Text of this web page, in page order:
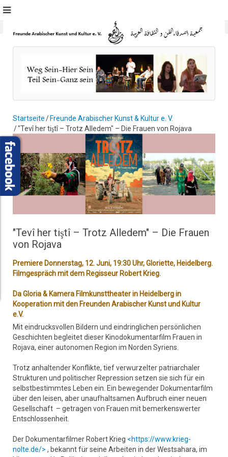
Startseite
Freunde Arabischer Kunst & Kultur e. V.
"Tevî her tiştî – Trotz Alledem" – Die Frauen von Rojava
"Tevî her tiştî – Trotz Alledem" – Die Frauen
von Rojava
Premiere Donnerstag, 12. Juni, 19:30 Uhr, Gloriette, Heidelberg.
Filmgespräch mit dem Regisseur Robert Krieg.
Da Gloria & Kamera Filmkunsttheater in Heidelberg in
Kooperation mit den Freunden Arabischer Kunst und Kultur
e.V.
Mit eindrucksvollen Bildern und eindringlichen persönlichen
Geschichten begleitet dieser Kinodokumentarfilm Frauen in
Rojava, einer autonomen Region im Norden Syriens.
Trotz anhaltender Konflikte, tief verwurzelter patriarchaler
Strukturen und politischer Repression setzen sie sich für ein
selbstbestimmtes Leben ein. Ein bewegender Dokumentarfilm
über den leisen, aber unaufhaltsamen Aufbruch einer neuen
Gesellschaft – getragen von Frauen mit bemerkenswerter
Entschlossenheit.
Der Dokumentarfilmer Robert Krieg <https://www.krieg-
nolte.de/> , bekannt für seine Arbeiten in der Westsahara, im